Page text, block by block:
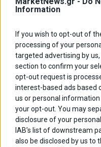
Information
If you wish to opt-out of
processing of your
targeted advertising by
section to confirm your
opt-out request is
interest-based ads based
us or personal
your opt-out. You may
disclosure of your
IAB’s list of downstream
also be disclosed by us to
Ελευθερία
Οι «τιμωροί»